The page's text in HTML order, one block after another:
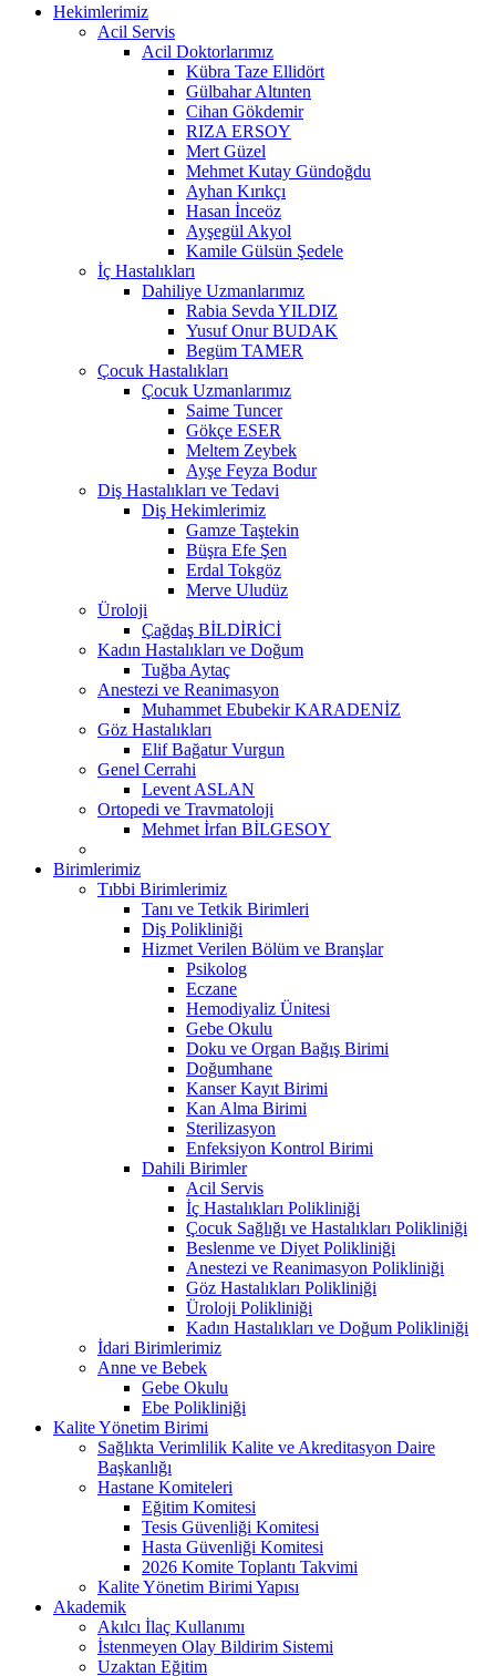
Hekimlerimiz
Acil Servis
Acil Doktorlarımız
Kübra Taze Ellidört
Gülbahar Altınten
Cihan Gökdemir
RIZA ERSOY
Mert Güzel
Mehmet Kutay Gündoğdu
Ayhan Kırıkçı
Hasan İnceöz
Ayşegül Akyol
Kamile Gülsün Şedele
İç Hastalıkları
Dahiliye Uzmanlarımız
Rabia Sevda YILDIZ
Yusuf Onur BUDAK
Begüm TAMER
Çocuk Hastalıkları
Çocuk Uzmanlarımız
Saime Tuncer
Gökçe ESER
Meltem Zeybek
Ayşe Feyza Bodur
Diş Hastalıkları ve Tedavi
Diş Hekimlerimiz
Gamze Taştekin
Büşra Efe Şen
Erdal Tokgöz
Merve Uludüz
Üroloji
Çağdaş BİLDİRİCİ
Kadın Hastalıkları ve Doğum
Tuğba Aytaç
Anestezi ve Reanimasyon
Muhammet Ebubekir KARADENİZ
Göz Hastalıkları
Elif Bağatur Vurgun
Genel Cerrahi
Levent ASLAN
Ortopedi ve Travmatoloji
Mehmet İrfan BİLGESOY
Birimlerimiz
Tıbbi Birimlerimiz
Tanı ve Tetkik Birimleri
Diş Polikliniği
Hizmet Verilen Bölüm ve Branşlar
Psikolog
Eczane
Hemodiyaliz Ünitesi
Gebe Okulu
Doku ve Organ Bağış Birimi
Doğumhane
Kanser Kayıt Birimi
Kan Alma Birimi
Sterilizasyon
Enfeksiyon Kontrol Birimi
Dahili Birimler
Acil Servis
İç Hastalıkları Polikliniği
Çocuk Sağlığı ve Hastalıkları Polikliniği
Beslenme ve Diyet Polikliniği
Anestezi ve Reanimasyon Polikliniği
Göz Hastalıkları Polikliniği
Üroloji Polikliniği
Kadın Hastalıkları ve Doğum Polikliniği
İdari Birimlerimiz
Anne ve Bebek
Gebe Okulu
Ebe Polikliniği
Kalite Yönetim Birimi
Sağlıkta Verimlilik Kalite ve Akreditasyon Daire
Başkanlığı
Hastane Komiteleri
Eğitim Komitesi
Tesis Güvenliği Komitesi
Hasta Güvenliği Komitesi
2026 Komite Toplantı Takvimi
Kalite Yönetim Birimi Yapısı
Akademik
Akılcı İlaç Kullanımı
İstenmeyen Olay Bildirim Sistemi
Uzaktan Eğitim